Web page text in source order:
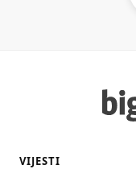
VIJESTI